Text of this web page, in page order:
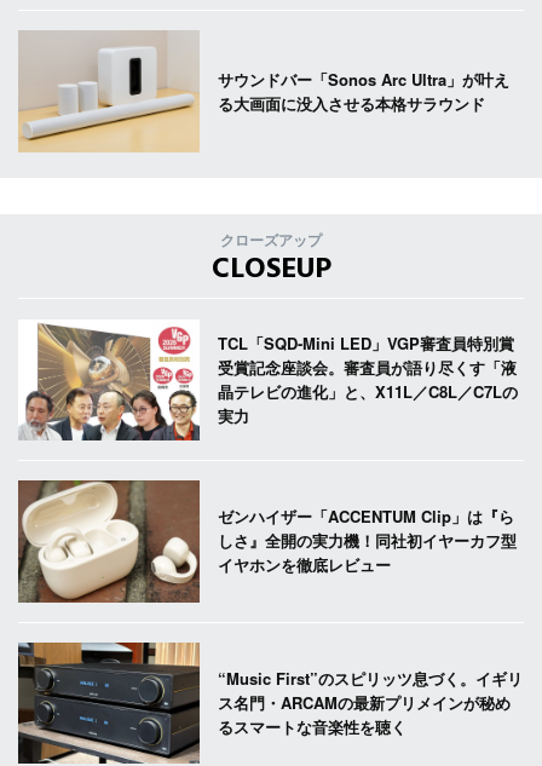
サウンドバー「Sonos Arc Ultra」が叶え
る大画面に没入させる本格サラウンド
クローズアップ
CLOSEUP
TCL「SQD-Mini LED」VGP審査員特別賞
受賞記念座談会。審査員が語り尽くす「液
晶テレビの進化」と、X11L／C8L／C7Lの
実力
ゼンハイザー「ACCENTUM Clip」は『ら
しさ』全開の実力機！同社初イヤーカフ型
イヤホンを徹底レビュー
“Music First”のスピリッツ息づく。イギリ
ス名門・ARCAMの最新プリメインが秘め
るスマートな音楽性を聴く